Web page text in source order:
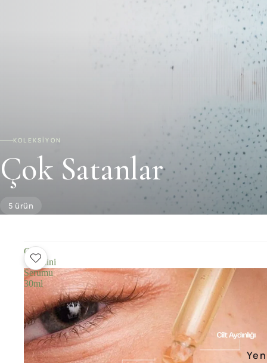
KOLEKSİYON
Çok Satanlar
5 ürün
C
Vitamini
Serumu
30ml